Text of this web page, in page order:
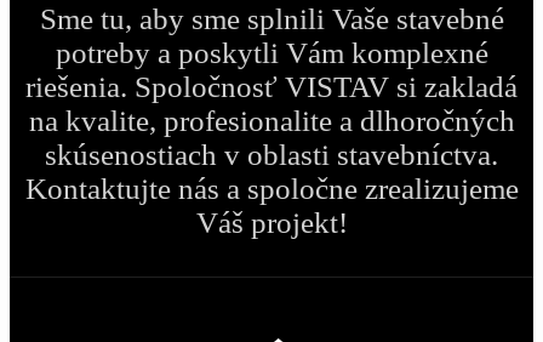
Sme tu, aby sme splnili Vaše stavebné
potreby a poskytli Vám komplexné
riešenia. Spoločnosť VISTAV si zakladá
na kvalite, profesionalite a dlhoročných
skúsenostiach v oblasti stavebníctva.
Kontaktujte nás a spoločne zrealizujeme
Váš projekt!